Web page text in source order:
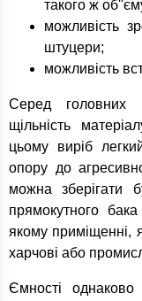
такого ж
можливість
штуцери;
можливість
Серед головних
щільність
цьому виріб
опору до
можна зберігати
прямокутного
якому приміщенні,
харчові або
Ємності однаково